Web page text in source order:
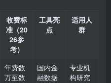
收费标
准（20
26参
考）
工具亮
点
适用人
群
年费数
万至数
国内金
融数据
专业机
构研究